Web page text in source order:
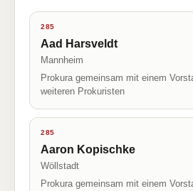
285
Aad Harsveldt
Mannheim
Prokura gemeinsam mit einem
weiteren Prokuristen
285
Aaron Kopischke
Wöllstadt
Prokura gemeinsam mit einem